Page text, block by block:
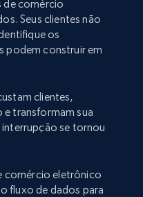
de comércio
Seus clientes não
os
podem construir em
clientes,
e transformam sua
se tornou
comércio eletrônico
fluxo de dados para